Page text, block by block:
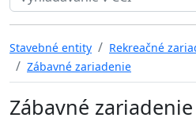
Stavebné entity
Rekreačné
Zábavné zariadenie
Zábavné zariadenie